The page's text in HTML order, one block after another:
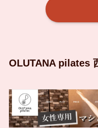
OLUTANA pilates